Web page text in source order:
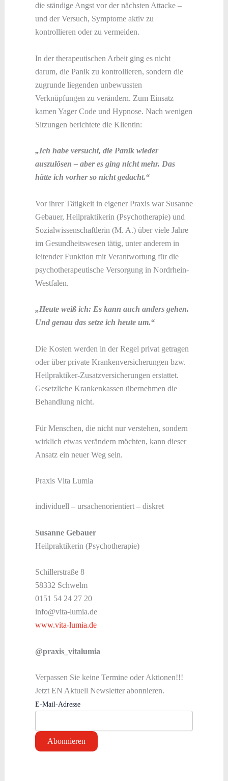
die ständige Angst vor der nächsten Attacke –
und der Versuch, Symptome aktiv zu
kontrollieren oder zu vermeiden.
In der therapeutischen Arbeit ging es nicht
darum, die Panik zu kontrollieren, sondern die
zugrunde liegenden unbewussten
Verknüpfungen zu verändern. Zum Einsatz
kamen Yager Code und Hypnose. Nach wenigen
Sitzungen berichtete die Klientin:
„Ich habe versucht, die Panik wieder
auszulösen – aber es ging nicht mehr. Das
hätte ich vorher so nicht gedacht.“
Vor ihrer Tätigkeit in eigener Praxis war Susanne
Gebauer, Heilpraktikerin (Psychotherapie) und
Sozialwissenschaftlerin (M. A.) über viele Jahre
im Gesundheitswesen tätig, unter anderem in
leitender Funktion mit Verantwortung für die
psychotherapeutische Versorgung in Nordrhein-
Westfalen.
„Heute weiß ich: Es kann auch anders gehen.
Und genau das setze ich heute um.“
Die Kosten werden in der Regel privat getragen
oder über private Krankenversicherungen bzw.
Heilpraktiker-Zusatzversicherungen erstattet.
Gesetzliche Krankenkassen übernehmen die
Behandlung nicht.
Für Menschen, die nicht nur verstehen, sondern
wirklich etwas verändern möchten, kann dieser
Ansatz ein neuer Weg sein.
Praxis Vita Lumia
individuell – ursachenorientiert – diskret
Susanne Gebauer
Heilpraktikerin (Psychotherapie)
Schillerstraße 8
58332 Schwelm
0151 54 24 27 20
info@vita-lumia.de
www.vita-lumia.de
@praxis_vitalumia
Verpassen Sie keine Termine oder Aktionen!!!
Jetzt EN Aktuell Newsletter abonnieren.
E-Mail-Adresse